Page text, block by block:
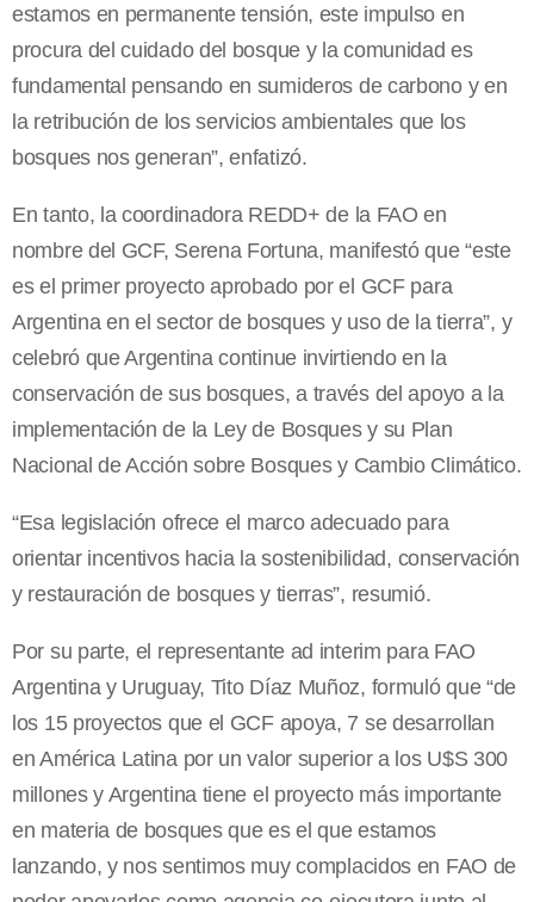
estamos en permanente tensión, este impulso en
procura del cuidado del bosque y la comunidad es
fundamental pensando en sumideros de carbono y en
la retribución de los servicios ambientales que los
bosques nos generan”, enfatizó.
En tanto, la coordinadora REDD+ de la FAO en
nombre del GCF, Serena Fortuna, manifestó que “este
es el primer proyecto aprobado por el GCF para
Argentina en el sector de bosques y uso de la tierra”, y
celebró que Argentina continue invirtiendo en la
conservación de sus bosques, a través del apoyo a la
implementación de la Ley de Bosques y su Plan
Nacional de Acción sobre Bosques y Cambio Climático.
“Esa legislación ofrece el marco adecuado para
orientar incentivos hacia la sostenibilidad, conservación
y restauración de bosques y tierras”, resumió.
Por su parte, el representante ad interim para FAO
Argentina y Uruguay, Tito Díaz Muñoz, formuló que “de
los 15 proyectos que el GCF apoya, 7 se desarrollan
en América Latina por un valor superior a los U$S 300
millones y Argentina tiene el proyecto más importante
en materia de bosques que es el que estamos
lanzando, y nos sentimos muy complacidos en FAO de